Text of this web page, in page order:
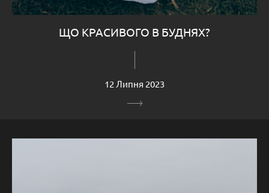
ЩО КРАСИВОГО В БУДНЯХ?
12 Липня 2023